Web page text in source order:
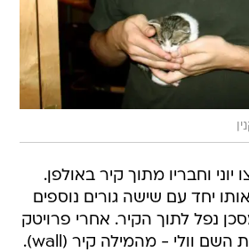
יוני וחבריו מתוך קיר באולפן.
יחד עם שישה גורים נוספים
נפל לתוך הקיר. אחרי פרויטק
החילוץ הוא קיבל את השם וולי - מהמילה קיר (wall).